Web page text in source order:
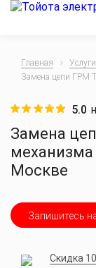
Главная Услуги
Замена цепи ГРМ
Замена
Москве
5.0
Запишитесь
Скидка